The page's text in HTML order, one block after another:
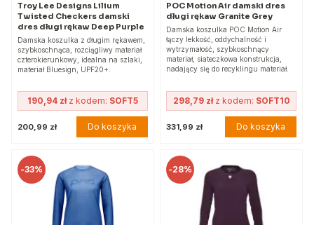
Troy Lee Designs Lilium
Twisted Checkers damski
dres długi rękaw Deep Purple
Damska koszulka z długim rękawem,
szybkoschnąca, rozciągliwy materiał
czterokierunkowy, idealna na szlaki,
materiał Bluesign, UPF20+.
190,94 złz kodem: SOFT5
200,99 zł Do koszyka
POC Motion Air damski dres
długi rękaw Granite Grey
Damska koszulka POC Motion Air
łączy lekkość, oddychalność i
wytrzymałość, szybkoschnący
materiał, siateczkowa konstrukcja,
nadający się do recyklingu materiał.
298,79 złz kodem: SOFT10
331,99 zł Do koszyka
-33% -28%